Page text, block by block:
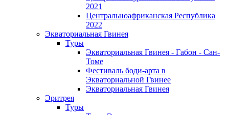
2021
Центральноафриканская Республика
2022
Экваториальная Гвинея
Туры
Экваториальная Гвинея - Габон - Сан-
Томе
Фестиваль боди-арта в
Экваториальной Гвинее
Экваториальная Гвинея
Эритрея
Туры